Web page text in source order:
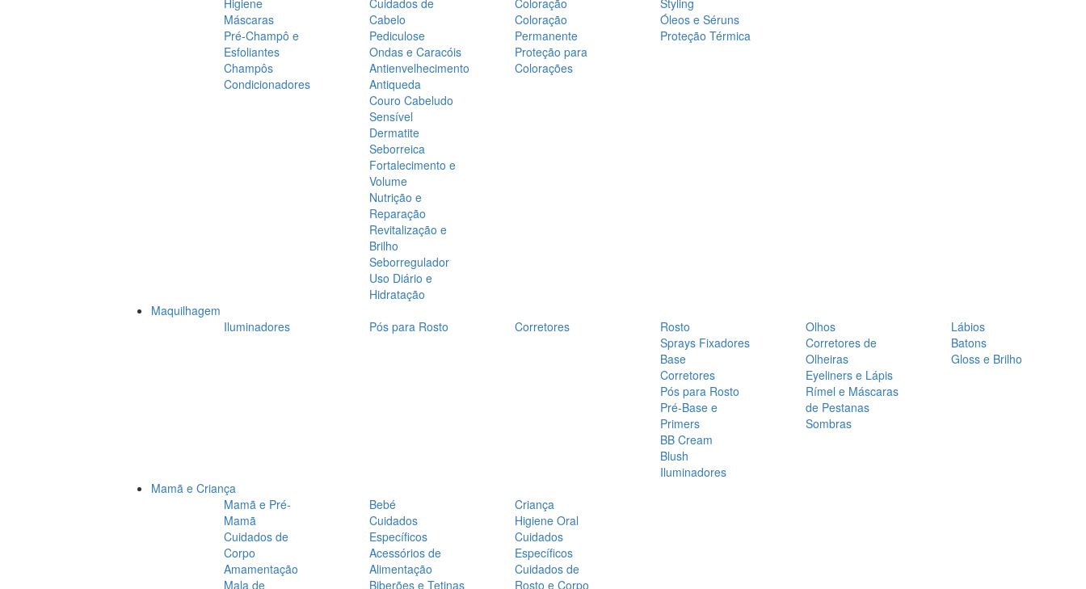
Higiene
Máscaras
Pré-Champô e
Esfoliantes
Champôs
Condicionadores
Cuidados de
Cabelo
Pediculose
Ondas e Caracóis
Antienvelhecimento
Antiqueda
Couro Cabeludo
Sensível
Dermatite
Seborreica
Fortalecimento e
Volume
Nutrição e
Reparação
Revitalização e
Brilho
Seborregulador
Uso Diário e
Hidratação
Coloração
Coloração
Permanente
Proteção para
Colorações
Styling
Óleos e Séruns
Proteção Térmica
Maquilhagem
Iluminadores
Pós para Rosto Corretores
Rosto
Sprays Fixadores
Base
Corretores
Pós para Rosto
Pré-Base e
Primers
BB Cream
Blush
Iluminadores
Olhos
Corretores de
Olheiras
Eyeliners e Lápis
Rímel e Máscaras
de Pestanas
Sombras
Lábios
Batons
Gloss e Brilho
Mamã e Criança
Mamã e Pré-
Mamã
Cuidados de
Corpo
Amamentação
Mala de
Bebé
Cuidados
Específicos
Acessórios de
Alimentação
Biberões e Tetinas
Criança
Higiene Oral
Cuidados
Específicos
Cuidados de
Rosto e Corpo